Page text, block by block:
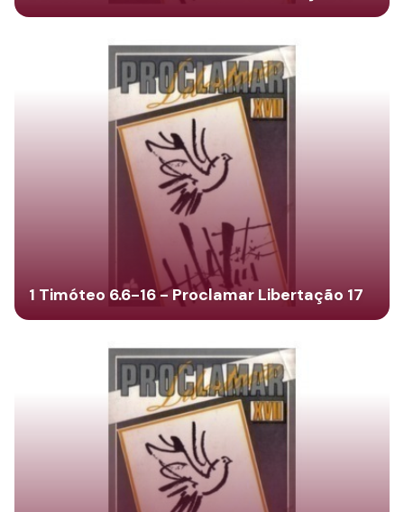
1 Timóteo 6.6-16 - Proclamar Libertação 17